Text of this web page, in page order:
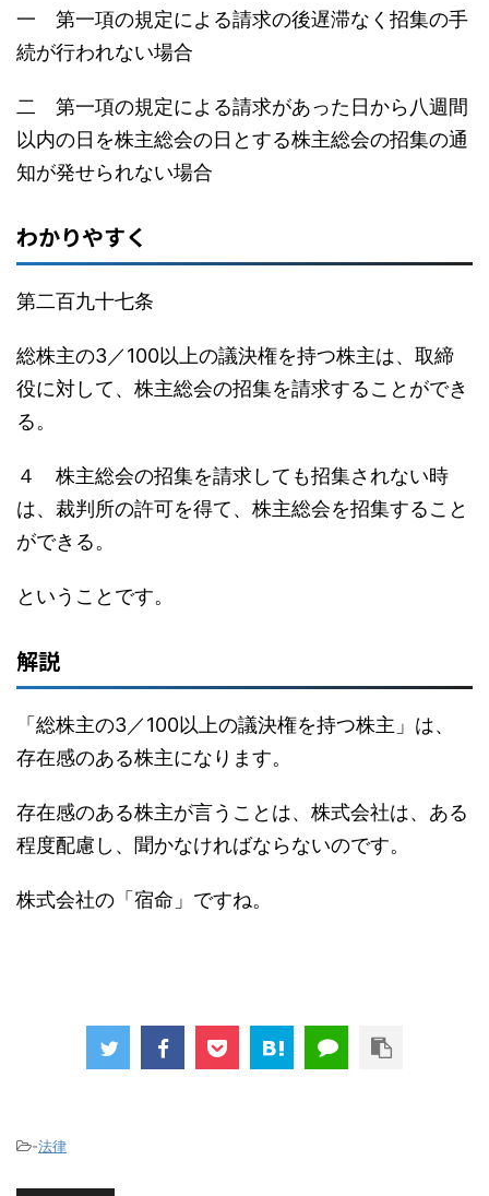
一 第一項の規定による請求の後遅滞なく招集の手
続が行われない場合
二 第一項の規定による請求があった日から八週間
以内の日を株主総会の日とする株主総会の招集の通
知が発せられない場合
わかりやすく
第二百九十七条
総株主の3／100以上の議決権を持つ株主は、取締
役に対して、株主総会の招集を請求することができ
る。
４ 株主総会の招集を請求しても招集されない時
は、裁判所の許可を得て、株主総会を招集すること
ができる。
ということです。
解説
「総株主の3／100以上の議決権を持つ株主」は、
存在感のある株主になります。
存在感のある株主が言うことは、株式会社は、ある
程度配慮し、聞かなければならないのです。
株式会社の「宿命」ですね。
-法律